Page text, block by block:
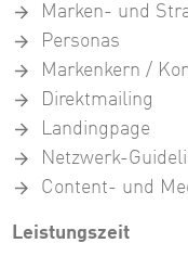
Marken- und
Personas
Markenkern /
Direktmailing
Landingpage
Netzwerk-
Content- und
Leistungszeit